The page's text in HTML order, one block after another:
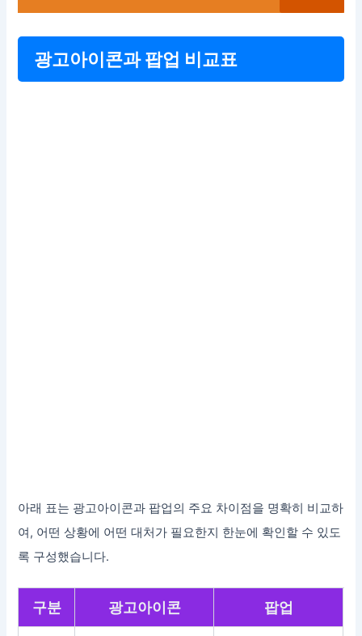
광고아이콘과 팝업 비교표
아래 표는 광고아이콘과 팝업의 주요 차이점을 명확히 비교하
여, 어떤 상황에 어떤 대처가 필요한지 한눈에 확인할 수 있도
록 구성했습니다.
구분 광고아이콘 팝업